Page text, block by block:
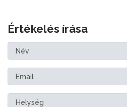
Értékelés írása